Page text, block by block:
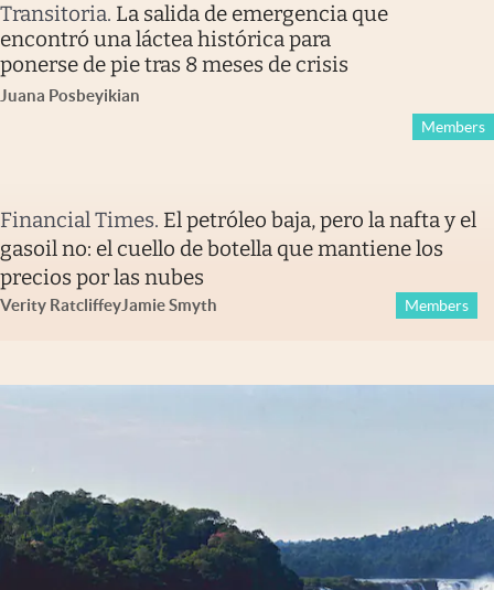
Transitoria. La salida de emergencia que
encontró una láctea histórica para
ponerse de pie tras 8 meses de crisis
Juana Posbeyikian
Members
Financial Times. El petróleo baja, pero la nafta y el
gasoil no: el cuello de botella que mantiene los
precios por las nubes
Verity RatcliffeyJamie Smyth Members